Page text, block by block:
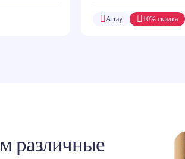
10% скидка
Array
различные